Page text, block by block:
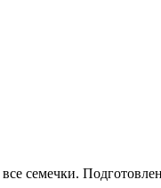
семечки.